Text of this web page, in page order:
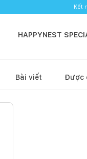
Kết
HAPPYNEST
Bài viết Được